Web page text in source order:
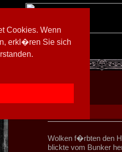
Cookies. Wenn
erkl�ren Sie sich
Wolken f�rbten den
blickte vom Bunker